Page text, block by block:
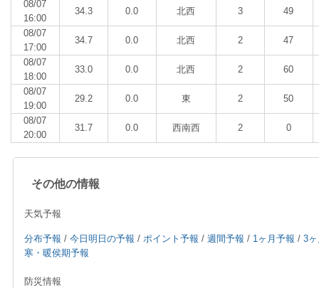
08/07
16:00
34.3 0.0 北西 3 49
08/07
17:00
34.7 0.0 北西 2 47
08/07
18:00
33.0 0.0 北西 2 60
08/07
19:00
29.2 0.0 東 2 50
08/07
20:00
31.7 0.0 西南西 2 0
その他の情報
天気予報
分布予報 / 今日明日の予報 / ポイント予報 / 週間予報 / 1ヶ月予報 / 3
寒・暖侯期予報
防災情報